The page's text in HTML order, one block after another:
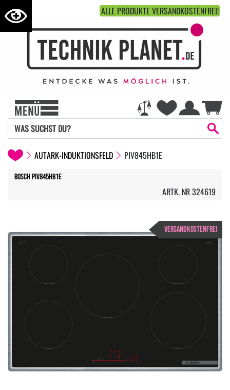
ALLE PRODUKTE VERSANDKOSTENFREI!
AUTARK-INDUKTIONSFELD PIV845HB1E
Bosch PIV845HB1E
ARTK. NR 324619
VERSANDKOSTENFREI